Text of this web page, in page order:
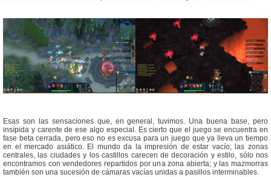
Esas son las sensaciones que, en general, tuvimos. Una buena base, pero
insípida y carente de ese algo especial. Es cierto que el juego se encuentra en
fase beta cerrada, pero eso no es excusa para un juego que ya lleva un tiempo
en el mercado asiático. El mundo da la impresión de estar vacío; las zonas
centrales, las ciudades y los castillos carecen de decoración y estilo, sólo nos
encontramos con vendedores repartidos por una zona abierta; y las mazmorras
también son una sucesión de cámaras vacías unidas a pasillos interminables.